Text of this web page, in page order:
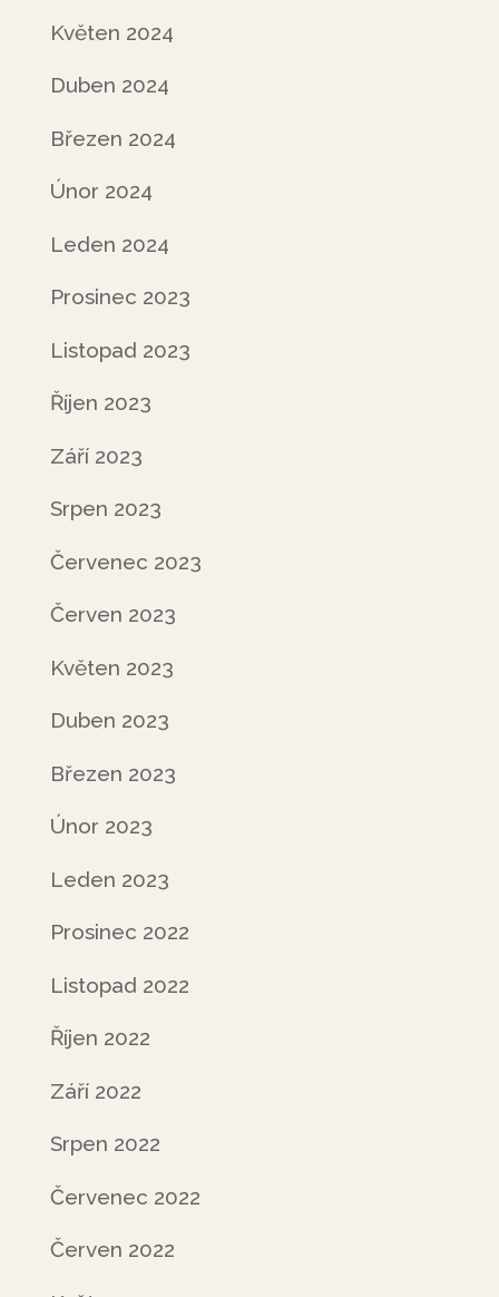
Květen 2024
Duben 2024
Březen 2024
Únor 2024
Leden 2024
Prosinec 2023
Listopad 2023
Říjen 2023
Září 2023
Srpen 2023
Červenec 2023
Červen 2023
Květen 2023
Duben 2023
Březen 2023
Únor 2023
Leden 2023
Prosinec 2022
Listopad 2022
Říjen 2022
Září 2022
Srpen 2022
Červenec 2022
Červen 2022